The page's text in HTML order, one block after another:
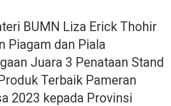
BUMN Liza Erick Thohir
Piagam dan Piala
Juara 3 Penataan Stand
Terbaik Pameran
2023 kepada Provinsi